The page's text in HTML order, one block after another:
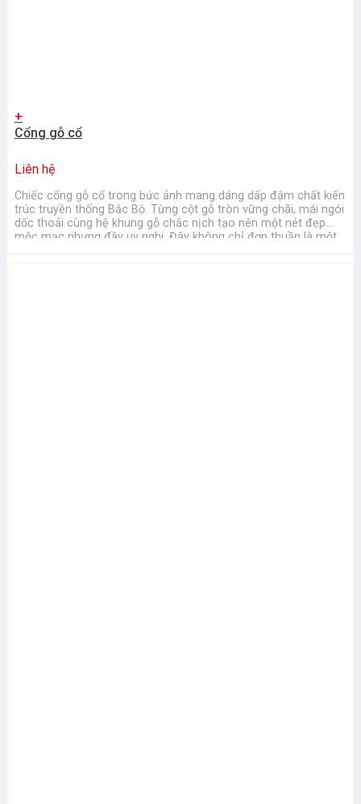
+
Cổng gỗ cổ
Liên hệ
Chiếc cổng gỗ cổ trong bức ảnh mang dáng dấp đậm chất kiến
trúc truyền thống Bắc Bộ. Từng cột gỗ tròn vững chãi, mái ngói
dốc thoải cùng hệ khung gỗ chắc nịch tạo nên một nét đẹp
mộc mạc nhưng đầy uy nghi. Đây không chỉ đơn thuần là một